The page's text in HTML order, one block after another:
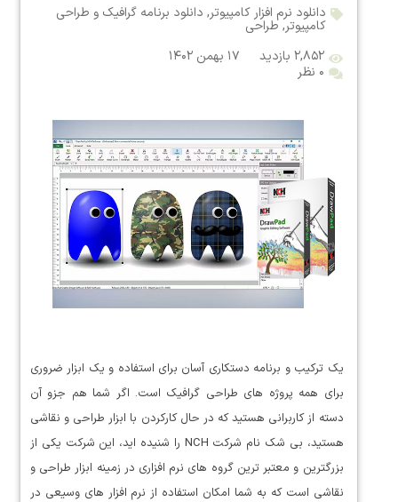
دانلود نرم افزار کامپیوتر, دانلود برنامه گرافیک و طراحی
کامپیوتر,طراحی
۲,۸۵۲ بازدید
۱۷ بهمن ۱۴۰۲
۰ نظر
یک ترکیب و برنامه دستکاری آسان برای استفاده و یک ابزار ضروری
برای همه پروژه های طراحی گرافیک است. اگر شما هم جزو آن
دسته از کاربرانی هستید که در حال کارکردن با ابزار طراحی و نقاشی
هستید، بی شک نام شرکت NCH را شنیده اید، این شرکت یکی از
بزرگترین و معتبر ترین گروه های نرم افزاری در زمینه ابزار طراحی و
نقاشی است که به شما امکان استفاده از نرم افزار های وسیعی در